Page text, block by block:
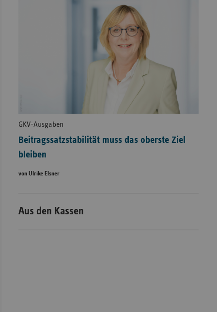
GKV-Ausgaben
Beitragssatzstabilität muss das oberste Ziel
bleiben
von Ulrike Elsner
Aus den Kassen